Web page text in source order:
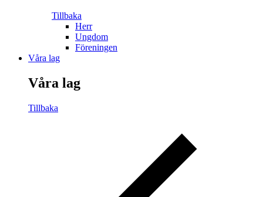
Tillbaka
Herr
Ungdom
Föreningen
Våra lag
Våra lag
Tillbaka